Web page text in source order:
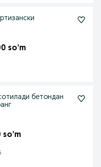
so’m
бетондан